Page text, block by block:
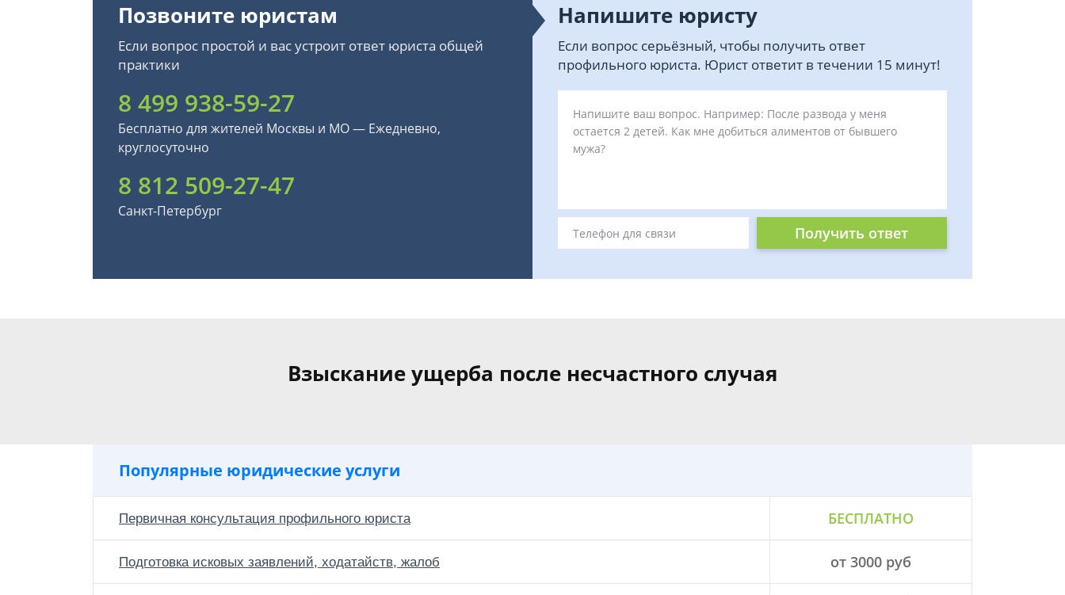
Позвоните юристам
Если вопрос простой и вас устроит ответ юриста общей
практики
8 499 938-59-27
Бесплатно для жителей Москвы и МО — Ежедневно,
круглосуточно
8 812 509-27-47
Санкт-Петербург
Напишите юристу
Если вопрос серьёзный, чтобы получить ответ
профильного юриста. Юрист ответит в течении 15 минут!
Получить ответ
Взыскание ущерба после несчастного случая
Популярные юридические услуги
Первичная консультация профильного юриста БЕСПЛАТНО
Подготовка исковых заявлений, ходатайств, жалоб от 3000 руб